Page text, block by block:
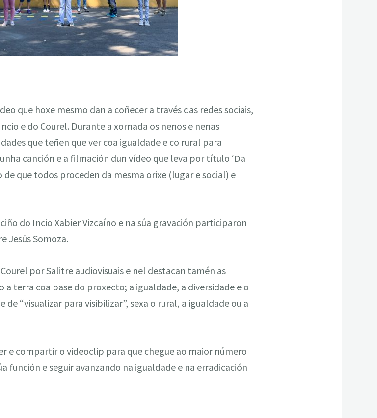
que hoxe mesmo dan a coñecer a través das redes sociais,
e do Courel. Durante a xornada os nenos e nenas
que teñen que ver coa igualdade e co rural para
canción e a filmación dun vídeo que leva por título ‘Da
de que todos proceden da mesma orixe (lugar e social) e
do Incio Xabier Vizcaíno e na súa gravación participaron
Jesús Somoza.
por Salitre audiovisuais e nel destacan tamén as
a terra coa base do proxecto; a igualdade, a diversidade e o
de “visualizar para visibilizar”, sexa o rural, a igualdade ou a
e compartir o videoclip para que chegue ao maior número
función e seguir avanzando na igualdade e na erradicación